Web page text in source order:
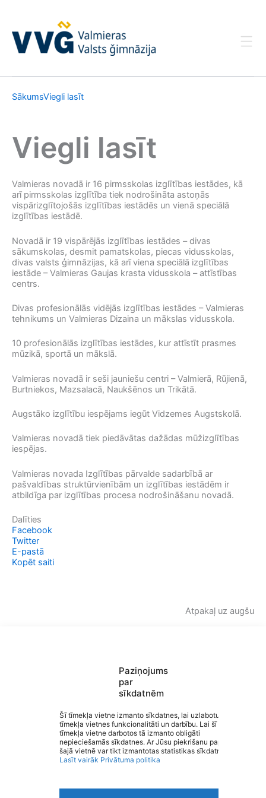
Paziņojums
par
sīkdatnēm
Šī tīmekļa vietne izmanto sīkdatnes, lai uzlabotu
tīmekļa vietnes funkcionalitāti un darbību. Lai šī
tīmekļa vietne darbotos tā izmanto obligāti
nepieciešamās sīkdatnes. Ar Jūsu piekrišanu papildus
šajā vietnē var tikt izmantotas statistikas sīkdatnes.
Lasīt vairāk Privātuma politika
SākumsViegli lasīt
Viegli lasīt
Valmieras novadā ir 16 pirmsskolas izglītības iestādes, kā
arī pirmsskolas izglītība tiek nodrošināta astoņās
vispārizglītojošās izglītības iestādēs un vienā speciālā
izglītības iestādē.
Novadā ir 19 vispārējās izglītības iestādes – divas
sākumskolas, desmit pamatskolas, piecas vidusskolas,
divas valsts ģimnāzijas, kā arī viena speciālā izglītības
iestāde – Valmieras Gaujas krasta vidusskola – attīstības
centrs.
Divas profesionālās vidējās izglītības iestādes – Valmieras
tehnikums un Valmieras Dizaina un mākslas vidusskola.
10 profesionālās izglītības iestādes, kur attīstīt prasmes
mūzikā, sportā un mākslā.
Valmieras novadā ir seši jauniešu centri – Valmierā, Rūjienā,
Burtniekos, Mazsalacā, Naukšēnos un Trikātā.
Augstāko izglītību iespējams iegūt Vidzemes Augstskolā.
Valmieras novadā tiek piedāvātas dažādas mūžizglītības
iespējas.
Valmieras novada Izglītības pārvalde sadarbībā ar
pašvaldības struktūrvienībām un izglītības iestādēm ir
atbildīga par izglītības procesa nodrošināšanu novadā.
Dalīties
Facebook
Twitter
E-pastā
Kopēt saiti
Atpakaļ uz augšu
Valmieras Valsts ģimnāzija
Izvēlne
Ātrās saites
Sociālie tīkli